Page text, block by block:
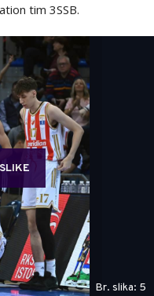
tim 3SSB.
Br. slika: 5